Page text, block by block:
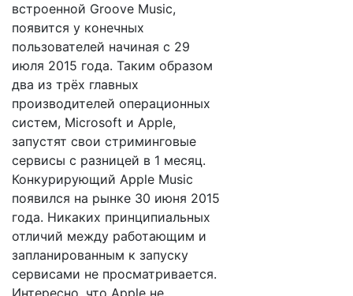
встроенной Groove Music,
появится у конечных
пользователей начиная с 29
июля 2015 года. Таким образом
два из трёх главных
производителей операционных
систем, Microsoft и Apple,
запустят свои стриминговые
сервисы с разницей в 1 месяц.
Конкурирующий Apple Music
появился на рынке 30 июня 2015
года. Никаких принципиальных
отличий между работающим и
запланированным к запуску
сервисами не просматривается.
Интересно, что Apple не